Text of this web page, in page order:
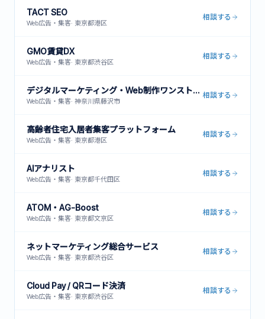
TACT SEO
Web広告・集客· 東京都港区
相談する
GMO賃貸DX
Web広告・集客· 東京都渋谷区
相談する
デジタルマーケティング・Web制作ワンストップサービス
Web広告・集客· 神奈川県藤沢市
相談する
高齢者住宅入居者集客プラットフォーム
Web広告・集客· 東京都港区
相談する
AIアナリスト
Web広告・集客· 東京都千代田区
相談する
ATOM・AG-Boost
Web広告・集客· 東京都文京区
相談する
ネットマーケティング総合サービス
Web広告・集客· 東京都渋谷区
相談する
Cloud Pay / QRコード決済
Web広告・集客· 東京都渋谷区
相談する